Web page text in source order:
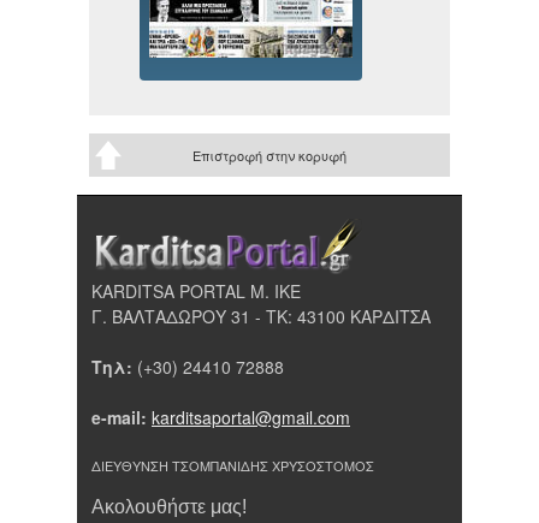
Επιστροφή στην κορυφή
KARDITSA PORTAL Μ. ΙΚΕ
Γ. ΒΑΛΤΑΔΩΡΟΥ 31 - ΤΚ: 43100 ΚΑΡΔΙΤΣΑ
Τηλ: (+30) 24410 72888
e-mail: karditsaportal@gmail.com
ΔΙΕΥΘΥΝΣΗ ΤΣΟΜΠΑΝΙΔΗΣ ΧΡΥΣΟΣΤΟΜΟΣ
Ακολουθήστε μας!